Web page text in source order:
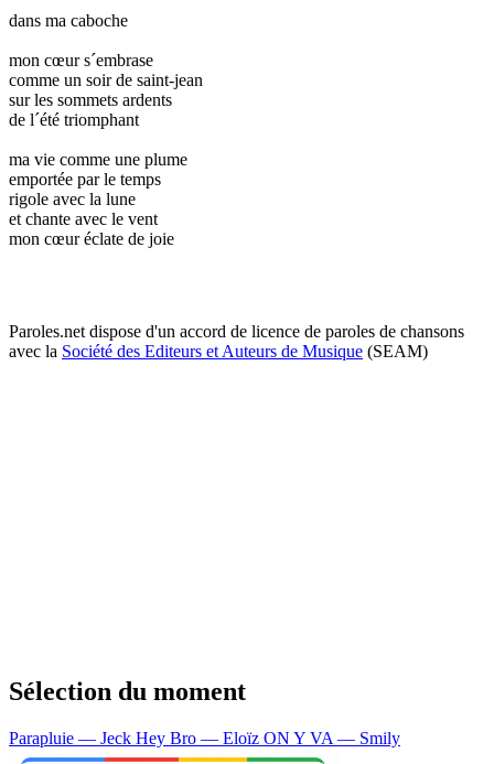
dans ma caboche
mon cœur s´embrase
comme un soir de saint-jean
sur les sommets ardents
de l´été triomphant
ma vie comme une plume
emportée par le temps
rigole avec la lune
et chante avec le vent
mon cœur éclate de joie
Paroles.net dispose d'un accord de licence de paroles de chansons
avec la Société des Editeurs et Auteurs de Musique (SEAM)
Sélection du moment
Parapluie — Jeck Hey Bro — Eloïz ON Y VA — Smily